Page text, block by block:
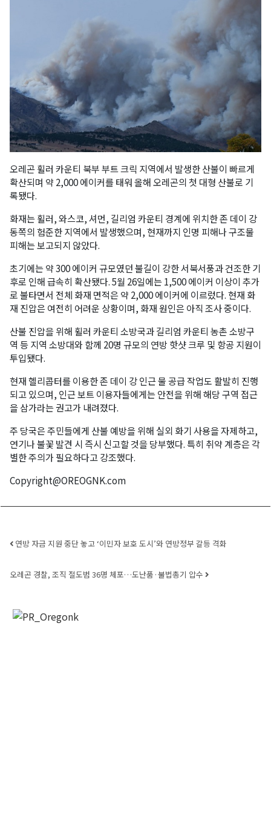
오레곤 휠러 카운티 북부 부트 크릭 지역에서 발생한 산불이 빠르게
확산되며 약 2,000 에이커를 태워 올해 오레곤의 첫 대형 산불로 기
록됐다.
화재는 휠러, 와스코, 셔먼, 길리엄 카운티 경계에 위치한 존 데이 강
동쪽의 험준한 지역에서 발생했으며, 현재까지 인명 피해나 구조물
피해는 보고되지 않았다.
초기에는 약 300 에이커 규모였던 불길이 강한 서북서풍과 건조한 기
후로 인해 급속히 확산됐다. 5월 26일에는 1,500 에이커 이상이 추가
로 불타면서 전체 화재 면적은 약 2,000 에이커에 이르렀다. 현재 화
재 진압은 여전히 어려운 상황이며, 화재 원인은 아직 조사 중이다.
산불 진압을 위해 휠러 카운티 소방국과 길리엄 카운티 농촌 소방구
역 등 지역 소방대와 함께 20명 규모의 연방 핫샷 크루 및 항공 지원이
투입됐다.
현재 헬리콥터를 이용한 존 데이 강 인근 물 공급 작업도 활발히 진행
되고 있으며, 인근 보트 이용자들에게는 안전을 위해 해당 구역 접근
을 삼가라는 권고가 내려졌다.
주 당국은 주민들에게 산불 예방을 위해 실외 화기 사용을 자제하고,
연기나 불꽃 발견 시 즉시 신고할 것을 당부했다. 특히 취약 계층은 각
별한 주의가 필요하다고 강조했다.
Copyright@OREOGNK.com
Post navigation
연방 자금 지원 중단 놓고 ‘이민자 보호 도시’와 연방정부 갈등 격화
오레곤 경찰, 조직 절도범 36명 체포…도난품·불법총기 압수